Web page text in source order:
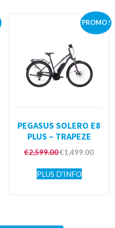
PROMO !
PEGASUS SOLERO E8
PLUS – TRAPEZE
€2,599.00€1,499.00
PLUS D'INFO